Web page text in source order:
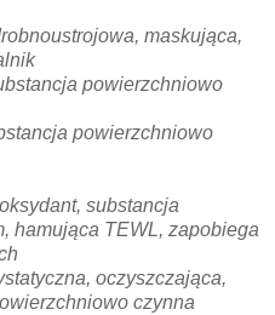
maskująca,
powierzchniowo
powierzchniowo
substancja
hamująca TEWL, zapobiega
oczyszczająca,
czynna